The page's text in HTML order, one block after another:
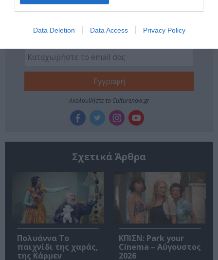
Data Deletion Data Access Privacy Policy
Newsletter
Κάθε βδομάδα στο e-mail σας τα τελευταία νέα για
την Τέχνη και τον Πολιτισμό!
Ακολουθήστε το Culturenow.gr
Σχετικά Άρθρα
Πολυάννα Το
παιχνίδι της χαράς,
της Κάρμεν
ΚΠΙΣΝ: Park your
Cinema – Αύγουστος
2026